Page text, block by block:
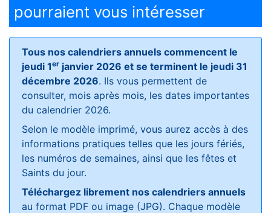
pourraient vous intéresser
Tous nos calendriers annuels commencent le
jeudi 1er janvier 2026 et se terminent le jeudi 31
décembre 2026. Ils vous permettent de
consulter, mois après mois, les dates importantes
du calendrier 2026.
Selon le modèle imprimé, vous aurez accès à des
informations pratiques telles que les jours fériés,
les numéros de semaines, ainsi que les fêtes et
Saints du jour.
Téléchargez librement nos calendriers annuels
au format PDF ou image (JPG). Chaque modèle